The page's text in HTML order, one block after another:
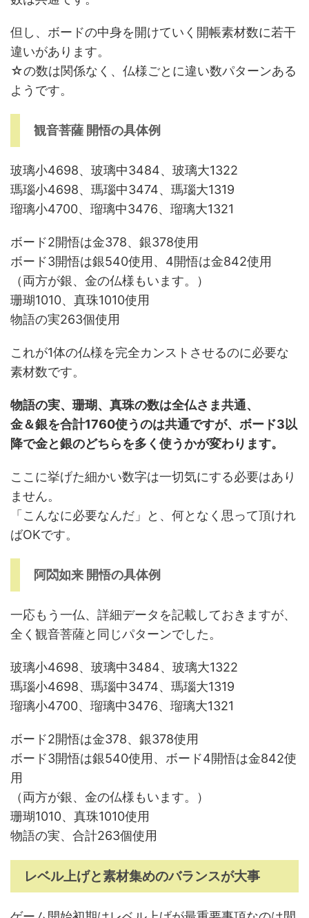
但し、ボードの中身を開けていく開帳素材数に若干
違いがあります。
☆の数は関係なく、仏様ごとに違い数パターンある
ようです。
観音菩薩 開悟の具体例
玻璃小4698、玻璃中3484、玻璃大1322
瑪瑙小4698、瑪瑙中3474、瑪瑙大1319
瑠璃小4700、瑠璃中3476、瑠璃大1321
ボード2開悟は金378、銀378使用
ボード3開悟は銀540使用、4開悟は金842使用
（両方が銀、金の仏様もいます。）
珊瑚1010、真珠1010使用
物語の実263個使用
これが1体の仏様を完全カンストさせるのに必要な
素材数です。
物語の実、珊瑚、真珠の数は全仏さま共通、
金＆銀を合計1760使うのは共通ですが、ボード3以
降で金と銀のどちらを多く使うかが変わります。
ここに挙げた細かい数字は一切気にする必要はあり
ません。
「こんなに必要なんだ」と、何となく思って頂けれ
ばOKです。
阿閦如来 開悟の具体例
一応もう一仏、詳細データを記載しておきますが、
全く観音菩薩と同じパターンでした。
玻璃小4698、玻璃中3484、玻璃大1322
瑪瑙小4698、瑪瑙中3474、瑪瑙大1319
瑠璃小4700、瑠璃中3476、瑠璃大1321
ボード2開悟は金378、銀378使用
ボード3開悟は銀540使用、ボード4開悟は金842使
用
（両方が銀、金の仏様もいます。）
珊瑚1010、真珠1010使用
物語の実、合計263個使用
レベル上げと素材集めのバランスが大事